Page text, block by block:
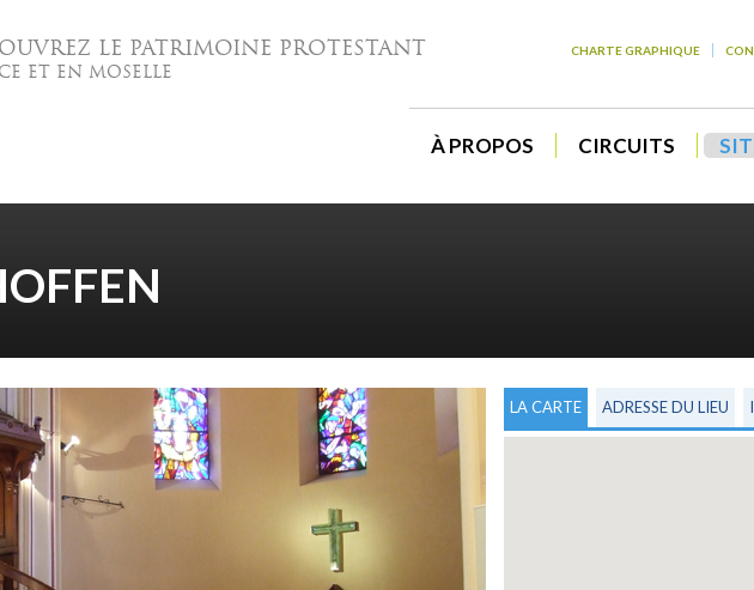
LE PATRIMOINE PROTESTANT
ET EN MOSELLE
CHARTE GRAPHIQUE
À PROPOS CIRCUITS
LA CARTE ADRESSE DU LIEU